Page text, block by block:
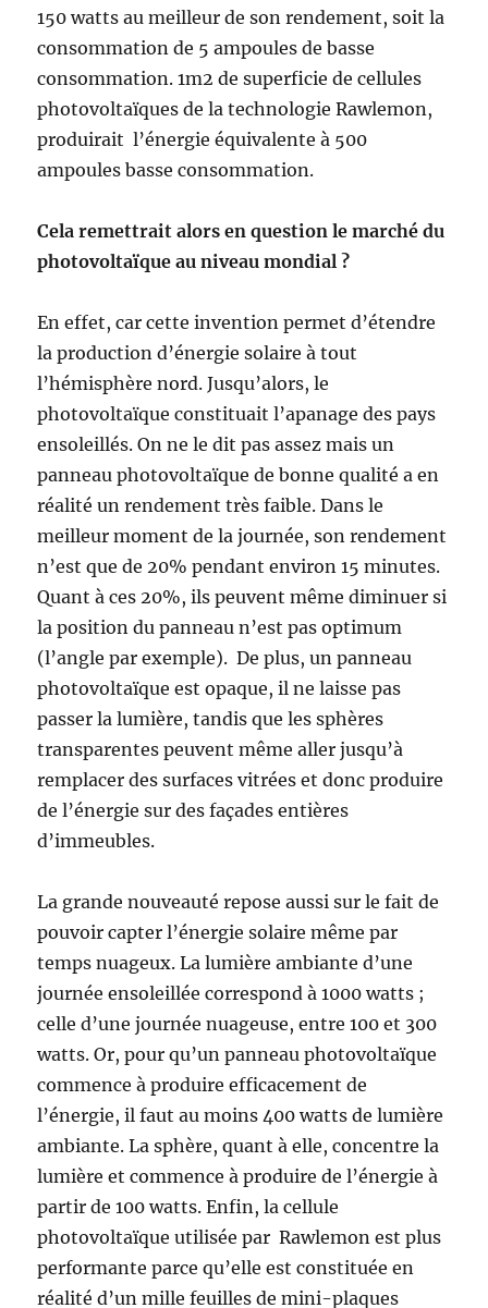
150 watts au meilleur de son rendement, soit la
consommation de 5 ampoules de basse
consommation. 1m2 de superficie de cellules
photovoltaïques de la technologie Rawlemon,
produirait l’énergie équivalente à 500
ampoules basse consommation.
Cela remettrait alors en question le marché du
photovoltaïque au niveau mondial ?
En effet, car cette invention permet d’étendre
la production d’énergie solaire à tout
l’hémisphère nord. Jusqu’alors, le
photovoltaïque constituait l’apanage des pays
ensoleillés. On ne le dit pas assez mais un
panneau photovoltaïque de bonne qualité a en
réalité un rendement très faible. Dans le
meilleur moment de la journée, son rendement
n’est que de 20% pendant environ 15 minutes.
Quant à ces 20%, ils peuvent même diminuer si
la position du panneau n’est pas optimum
(l’angle par exemple). De plus, un panneau
photovoltaïque est opaque, il ne laisse pas
passer la lumière, tandis que les sphères
transparentes peuvent même aller jusqu’à
remplacer des surfaces vitrées et donc produire
de l’énergie sur des façades entières
d’immeubles.
La grande nouveauté repose aussi sur le fait de
pouvoir capter l’énergie solaire même par
temps nuageux. La lumière ambiante d’une
journée ensoleillée correspond à 1000 watts ;
celle d’une journée nuageuse, entre 100 et 300
watts. Or, pour qu’un panneau photovoltaïque
commence à produire efficacement de
l’énergie, il faut au moins 400 watts de lumière
ambiante. La sphère, quant à elle, concentre la
lumière et commence à produire de l’énergie à
partir de 100 watts. Enfin, la cellule
photovoltaïque utilisée par Rawlemon est plus
performante parce qu’elle est constituée en
réalité d’un mille feuilles de mini-plaques